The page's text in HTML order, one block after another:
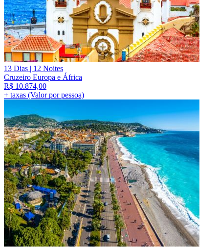
13 Dias | 12 Noites
Cruzeiro Europa e África
R$ 10.874,00
+ taxas (Valor por pessoa)